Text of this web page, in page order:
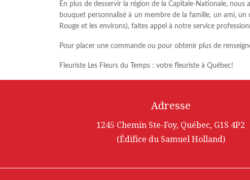
En plus de desservir la région de la Capitale-Nationale,
bouquet personnalisé à un membre de la famille, un ami,
Rouge et les environs), faites appel à notre service
Pour placer une commande ou pour obtenir plus de
Fleuriste Les Fleurs du Temps : votre fleuriste à Québec!
Adresse
1245 Chemin Ste-Foy, Québec, G1S 4P2
(Édifice du Samuel Holland)